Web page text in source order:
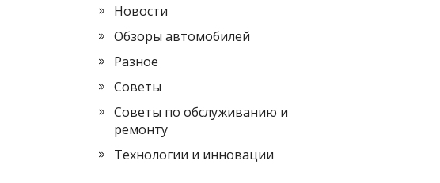
Новости
Обзоры автомобилей
Разное
Советы
Советы по обслуживанию и
ремонту
Технологии и инновации